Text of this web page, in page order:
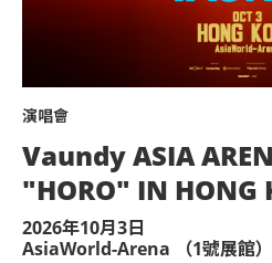
演唱會
Vaundy ASIA
"HORO" IN HONG
2026年10月3日
AsiaWorld-Arena （1號展館）